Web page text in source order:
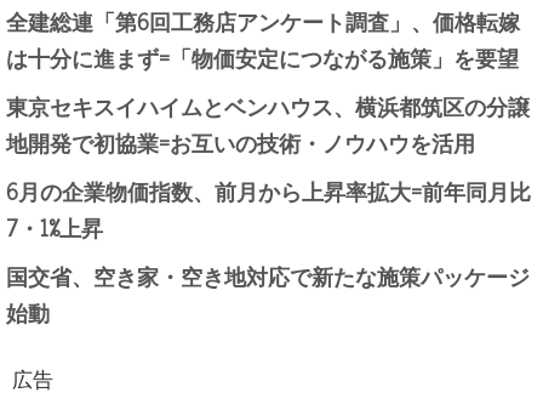
全建総連「第6回工務店アンケート調査」、価格転嫁
は十分に進まず=「物価安定につながる施策」を要望
東京セキスイハイムとベンハウス、横浜都筑区の分譲
地開発で初協業=お互いの技術・ノウハウを活用
6月の企業物価指数、前月から上昇率拡大=前年同月比
7・1%上昇
国交省、空き家・空き地対応で新たな施策パッケージ
始動
広告